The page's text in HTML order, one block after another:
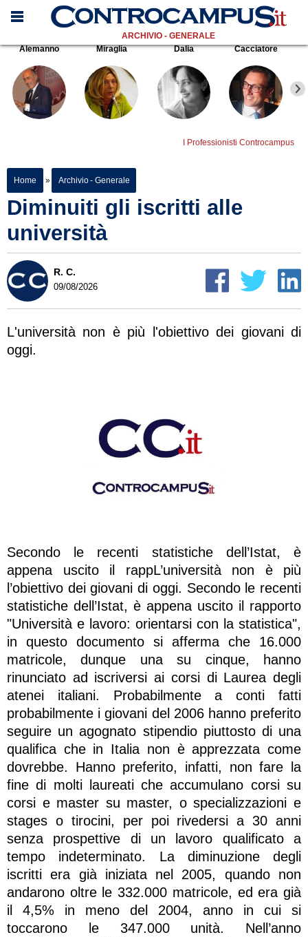
ARCHIVIO - GENERALE
Alemanno
Miraglia Dalia Cacciatore
I Professionisti Controcampus
Home » Archivio - Generale
Diminuiti gli iscritti alle
università
R. C.
09/08/2026
L'università non è più l'obiettivo dei giovani di
oggi.
Secondo le recenti statistiche dell’Istat, è
appena uscito il rappL’università non è più
l’obiettivo dei giovani di oggi. Secondo le recenti
statistiche dell’Istat, è appena uscito il rapporto
"Università e lavoro: orientarsi con la statistica",
in questo documento si afferma che 16.000
matricole, dunque una su cinque, hanno
rinunciato ad iscriversi ai corsi di Laurea degli
atenei italiani. Probabilmente a conti fatti
probabilmente i giovani del 2006 hanno preferito
seguire un agognato stipendio piuttosto di una
qualifica che in Italia non è apprezzata come
dovrebbe. Hanno preferito, infatti, non fare la
fine di molti laureati che accumulano corsi su
corsi e master su master, o specializzazioni e
stages o tirocini, per poi rivedersi a 30 anni
senza prospettive di un lavoro qualificato a
tempo indeterminato. La diminuzione degli
iscritti era già iniziata nel 2005, quando non
andarono oltre le 332.000 matricole, ed era già
il 4,5% in meno del 2004, anno in cui si
toccarono le 347.000 unità. Nell’anno